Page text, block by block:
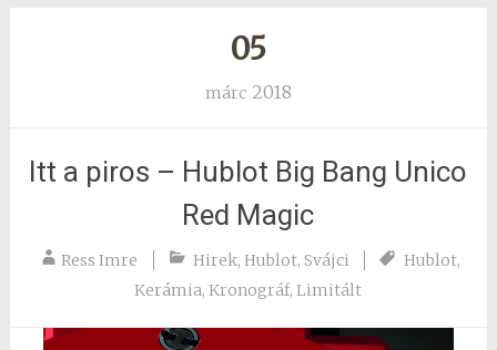
05
márc 2018
Itt a piros – Hublot Big Bang Unico
Red Magic
Ress Imre Hirek, Hublot, Svájci Hublot,
Kerámia,Kronográf,Limitált